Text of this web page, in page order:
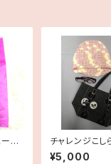
ヨ
ッ
チャレンジこ
6年5月分作品
¥5,000